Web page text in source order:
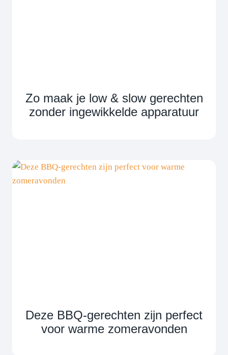
Zo maak je low & slow gerechten
zonder ingewikkelde apparatuur
Deze BBQ-gerechten zijn perfect
voor warme zomeravonden